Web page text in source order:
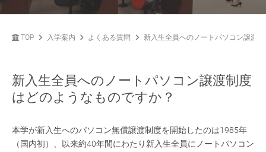
TOP 入学案内 よくある質問 新入生全員へのノートパソコン譲渡
新入生全員へのノートパソコン譲渡制度
はどのようなものですか？
本学が新入生へのパソコン無償譲渡制度を開始したのは1985年
（国内初）、以来約40年間にわたり新入生全員にノートパソコン